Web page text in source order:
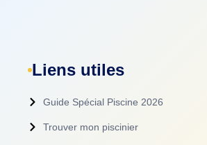
Liens utiles
Guide Spécial Piscine 2026
Trouver mon piscinier